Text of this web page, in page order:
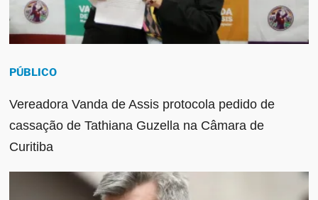
PÚBLICO
Vereadora Vanda de Assis protocola pedido de
cassação de Tathiana Guzella na Câmara de
Curitiba